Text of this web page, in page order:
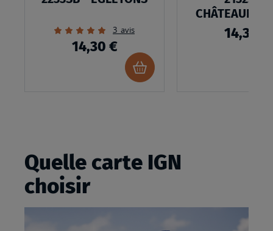
Évaluation:
100%
3 avis
14,30 €
Ajouter
au
FORÊT
14,30 €
Quelle carte IGN
choisir